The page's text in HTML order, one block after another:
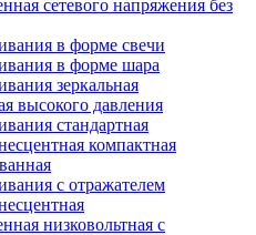
сетевого напряжения без
в форме свечи
в форме шара
зеркальная
высокого давления
стандартная
компактная
с отражателем
низковольтная с